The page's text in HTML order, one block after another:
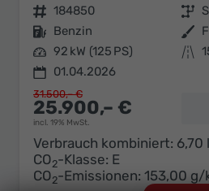
Fahrzeugnr. 184850 Getriebe
Kraftstoff Benzin Außenfarbe
Leistung 92 kW (125 PS) Kilometerstand
01.04.2026
25.900,– €
incl. 19% MwSt.
31.500,– €
Verbrauch kombiniert: 6,70
CO2-Klasse: E
CO2-Emissionen: 153,00 g/